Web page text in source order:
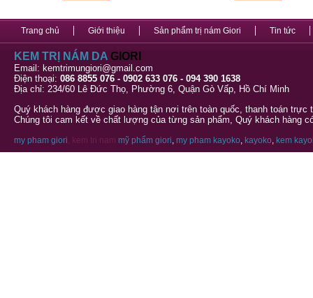
Trang chủ Giới thiệu Sản phẩm trị nám Giori Tin tức
KEM TRỊ NÁM DA GIORI
Email: kemtrimungiori@gmail.com
Điện thoại: 086 8855 076 - 0902 633 076 - 094 390 1638
Địa chỉ: 234/60 Lê Đức Thọ, Phường 6, Quận Gò Vấp, Hồ Chí Minh
Quý khách hàng được giao hàng tận nơi trên toàn quốc, thanh toán
Chúng tôi cam kết về chất lượng của từng sản phẩm, Quý khách hàng
my pham giori, kem tri nam mỹ phẩm giori, my pham kayoko, kayoko, kem